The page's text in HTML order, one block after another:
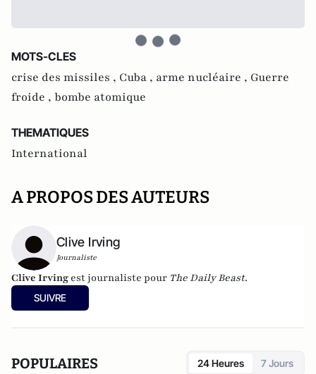
MOTS-CLES
crise des missiles , Cuba , arme nucléaire , Guerre
froide , bombe atomique
THEMATIQUES
International
A PROPOS DES AUTEURS
Clive Irving
Journaliste
Clive Irving est journaliste pour The Daily Beast.
SUIVRE
POPULAIRES 24 Heures 7 Jours